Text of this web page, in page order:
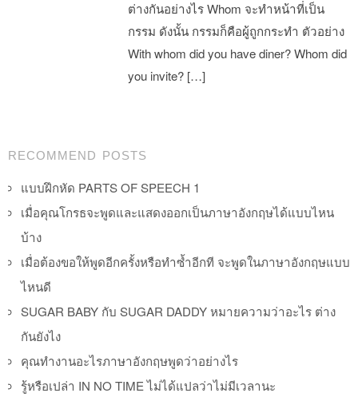
ต่างกันอย่างไร Whom จะทำหน้าที่เป็น
กรรม ดังนั้น กรรมก็คือผู้ถูกกระทำ ตัวอย่าง
With whom did you have diner? Whom did
you invite? […]
Post navigation
RECOMMEND POSTS
แบบฝึกหัด PARTS OF SPEECH 1
เมื่อคุณโกรธจะพูดและแสดงออกเป็นภาษาอังกฤษได้แบบไหน
บ้าง
เมื่อต้องขอให้พูดอีกครั้งหรือทำซ้ำอีกที จะพูดในภาษาอังกฤษแบบ
ไหนดี
SUGAR BABY กับ SUGAR DADDY หมายความว่าอะไร ต่าง
กันยังไง
คุณทำงานอะไรภาษาอังกฤษพูดว่าอย่างไร
รู้หรือเปล่า IN NO TIME ไม่ได้แปลว่าไม่มีเวลานะ